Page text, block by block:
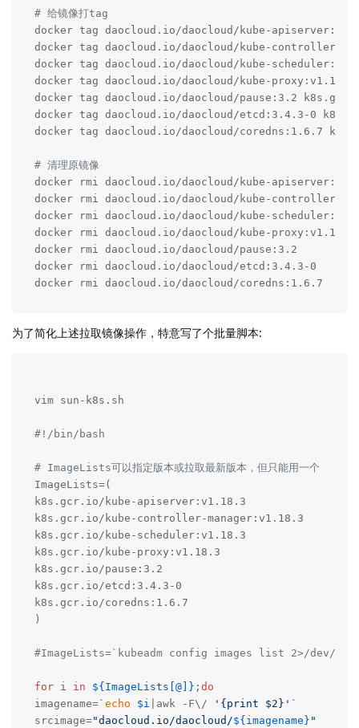
# 给镜像打tag
docker tag daocloud.io/daocloud/kube-
docker tag daocloud.io/daocloud/kube-controller-
docker tag daocloud.io/daocloud/kube-
docker tag daocloud.io/daocloud/kube-
docker tag daocloud.io/daocloud/pause:3.2
docker tag daocloud.io/daocloud/etcd:3.4.3-0
docker tag daocloud.io/daocloud/coredns:1.6.7
# 清理原镜像
docker rmi daocloud.io/daocloud/kube-
docker rmi daocloud.io/daocloud/kube-controller-
docker rmi daocloud.io/daocloud/kube-
docker rmi daocloud.io/daocloud/kube-proxy:v1.18.3
docker rmi daocloud.io/daocloud/pause:3.2
docker rmi daocloud.io/daocloud/etcd:3.4.3-0
docker rmi daocloud.io/daocloud/coredns:1.6.7
为了简化上述拉取镜像操作，特意写了个批量脚本:
vim sun-k8s.sh
#!/bin/bash
# ImageLists可以指定版本或拉取最新版本，但只能用一个
ImageLists=(
k8s.gcr.io/kube-apiserver:v1.18.3
k8s.gcr.io/kube-controller-manager:v1.18.3
k8s.gcr.io/kube-scheduler:v1.18.3
k8s.gcr.io/kube-proxy:v1.18.3
k8s.gcr.io/pause:3.2
k8s.gcr.io/etcd:3.4.3-0
k8s.gcr.io/coredns:1.6.7
)
#ImageLists=`kubeadm config images list 2>/dev/
for i in ${ImageLists[@]} ; do
imagename=` echo $i |awk -F\/ '{print $2}' `
srcimage="daocloud.io/daocloud/${imagename} "